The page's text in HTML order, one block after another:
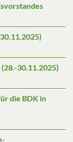
30.11.2025)
die BDK in